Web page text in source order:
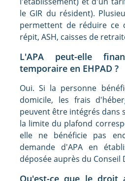
le GIR du résident).
permettent de réduire ce
répit, ASH, caisses de
L'APA peut-elle
temporaire en EHPAD ?
Oui. Si la personne
domicile, les frais
peuvent être intégrés dans
la limite du plafond
elle ne bénéficie pas
demande d'APA en
déposée auprès du Conseil
Qu'est-ce que le droit